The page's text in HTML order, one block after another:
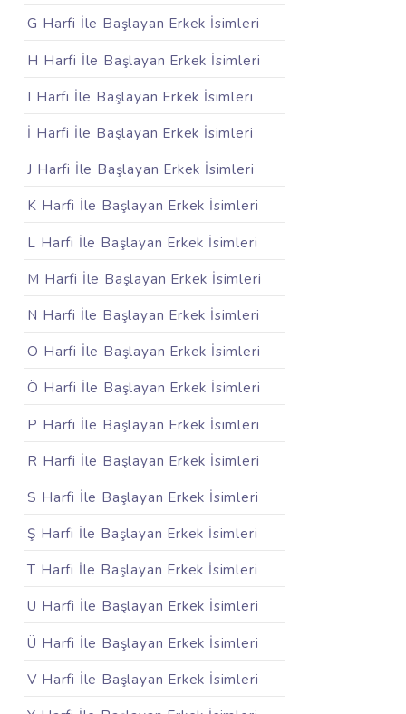
G Harfi İle Başlayan Erkek İsimleri
H Harfi İle Başlayan Erkek İsimleri
I Harfi İle Başlayan Erkek İsimleri
İ Harfi İle Başlayan Erkek İsimleri
J Harfi İle Başlayan Erkek İsimleri
K Harfi İle Başlayan Erkek İsimleri
L Harfi İle Başlayan Erkek İsimleri
M Harfi İle Başlayan Erkek İsimleri
N Harfi İle Başlayan Erkek İsimleri
O Harfi İle Başlayan Erkek İsimleri
Ö Harfi İle Başlayan Erkek İsimleri
P Harfi İle Başlayan Erkek İsimleri
R Harfi İle Başlayan Erkek İsimleri
S Harfi İle Başlayan Erkek İsimleri
Ş Harfi İle Başlayan Erkek İsimleri
T Harfi İle Başlayan Erkek İsimleri
U Harfi İle Başlayan Erkek İsimleri
Ü Harfi İle Başlayan Erkek İsimleri
V Harfi İle Başlayan Erkek İsimleri